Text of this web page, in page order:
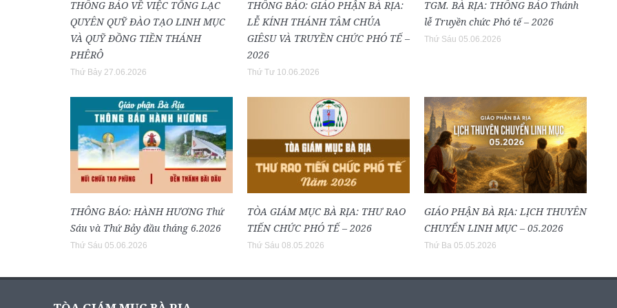
THÔNG BÁO VỀ VIỆC TỔNG LẠC
QUYÊN QUỸ ĐÀO TẠO LINH MỤC
VÀ QUỸ ĐỒNG TIỀN THÁNH
PHÊRÔ
Thứ Bảy 27.06.2026
THÔNG BÁO: GIÁO PHẬN BÀ RỊA:
LỄ KÍNH THÁNH TÂM CHÚA
GIÊSU VÀ TRUYỀN CHỨC PHÓ TẾ –
2026
Thứ Tư 10.06.2026
TGM. BÀ RỊA: THÔNG BÁO Thánh
lễ Truyền chức Phó tế – 2026
Thứ Sáu 05.06.2026
THÔNG BÁO: HÀNH HƯƠNG Thứ
Sáu và Thứ Bảy đầu tháng 6.2026
Thứ Sáu 05.06.2026
TÒA GIÁM MỤC BÀ RỊA: THƯ RAO
TIẾN CHỨC PHÓ TẾ – 2026
Thứ Sáu 08.05.2026
GIÁO PHẬN BÀ RỊA: LỊCH THUYÊN
CHUYỂN LINH MỤC – 05.2026
Thứ Ba 05.05.2026